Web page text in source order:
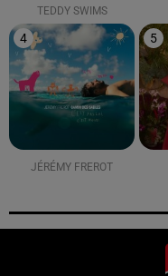
TEDDY SWIMS
4
JÉRÉMY FREROT
5